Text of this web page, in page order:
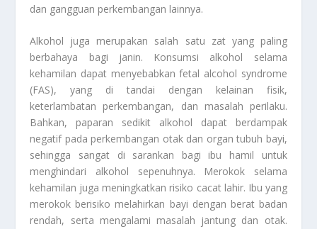
dan gangguan perkembangan lainnya.
Alkohol juga merupakan salah satu zat yang paling
berbahaya bagi janin. Konsumsi alkohol selama
kehamilan dapat menyebabkan fetal alcohol syndrome
(FAS), yang di tandai dengan kelainan fisik,
keterlambatan perkembangan, dan masalah perilaku.
Bahkan, paparan sedikit alkohol dapat berdampak
negatif pada perkembangan otak dan organ tubuh bayi,
sehingga sangat di sarankan bagi ibu hamil untuk
menghindari alkohol sepenuhnya. Merokok selama
kehamilan juga meningkatkan risiko cacat lahir. Ibu yang
merokok berisiko melahirkan bayi dengan berat badan
rendah, serta mengalami masalah jantung dan otak.